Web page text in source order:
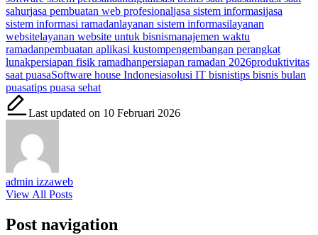
sahurjasa pembuatan web profesionaljasa sistem informasijasa
sistem informasi ramadanlayanan sistem informasilayanan
websitelayanan website untuk bisnismanajemen waktu
ramadanpembuatan aplikasi kustompengembangan perangkat
lunakpersiapan fisik ramadhanpersiapan ramadan 2026produktivitas
saat puasaSoftware house Indonesiasolusi IT bisnistips bisnis bulan
puasatips puasa sehat
Last updated on 10 Februari 2026
admin izzaweb
View All Posts
Post navigation